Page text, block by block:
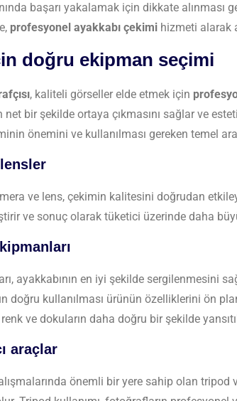
başarı yakalamak için dikkate alınması
profesyonel ayakkabı çekimi hizmeti alarak
doğru ekipman seçimi
, kaliteli görseller elde etmek için
net bir şekilde ortaya çıkmasını sağlar ve
önemini ve kullanılması gereken temel
ve lens, çekimin kalitesini doğrudan
ve sonuç olarak tüketici üzerinde daha
ayakkabının en iyi şekilde sergilenmesini
doğru kullanılması ürünün özelliklerini ön
ve dokuların daha doğru bir şekilde
araçlar
önemli bir yere sahip olan